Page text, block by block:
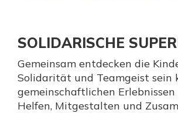
SOLIDARISCHE
Gemeinsam entdecken die
Solidarität und Teamgeist sein
gemeinschaftlichen
Helfen, Mitgestalten und